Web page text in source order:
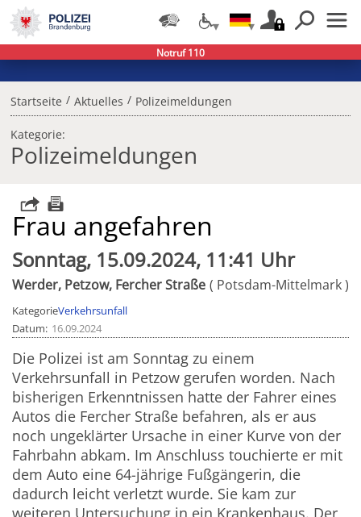
Startseite / Aktuelles / Polizeimeldungen
Kategorie:
Polizeimeldungen
Frau angefahren
Sonntag, 15.09.2024, 11:41 Uhr
Werder, Petzow, Fercher Straße Potsdam-Mittelmark
KategorieVerkehrsunfall
Datum 16.09.2024
Die Polizei ist am Sonntag zu einem
Verkehrsunfall in Petzow gerufen worden. Nach
bisherigen Erkenntnissen hatte der Fahrer eines
Autos die Fercher Straße befahren, als er aus
noch ungeklärter Ursache in einer Kurve von der
Fahrbahn abkam. Im Anschluss touchierte er mit
dem Auto eine 64-jährige Fußgängerin, die
dadurch leicht verletzt wurde. Sie kam zur
weiteren Untersuchung in ein Krankenhaus. Der
Notruf 110